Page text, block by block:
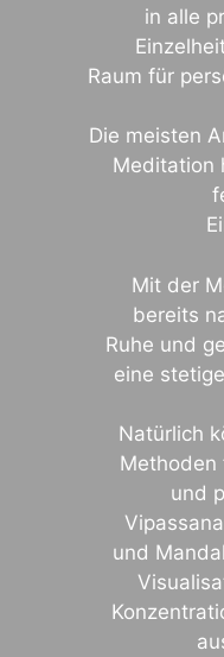
in alle
Raum für
Die meisten
Meditation
Mit der
bereits
Ruhe und
eine
Natürlich
Methoden
und
und